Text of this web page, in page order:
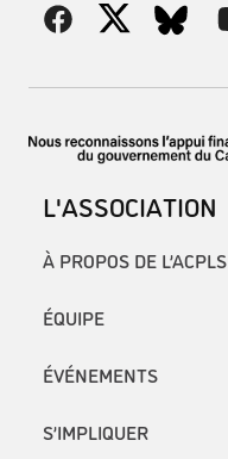
L'ASSOCIATION
À PROPOS DE L’ACPLS
ÉQUIPE
ÉVÉNEMENTS
S’IMPLIQUER